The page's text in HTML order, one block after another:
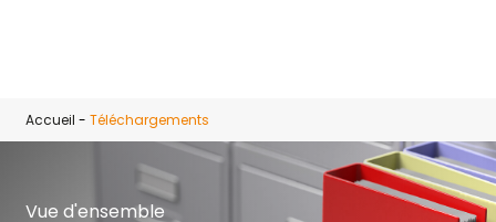
Skip to main content
Accueil -Téléchargements
Vue d'ensemble